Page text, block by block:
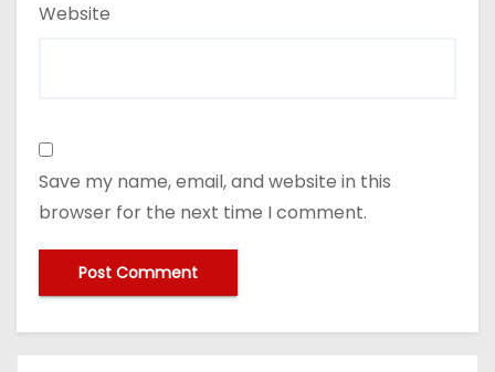
Website
Save my name, email, and website in this
browser for the next time I comment.